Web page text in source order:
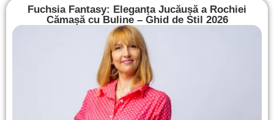
Fuchsia Fantasy: Eleganța Jucăușă a Rochiei
Cămașă cu Buline – Ghid de Stil 2026